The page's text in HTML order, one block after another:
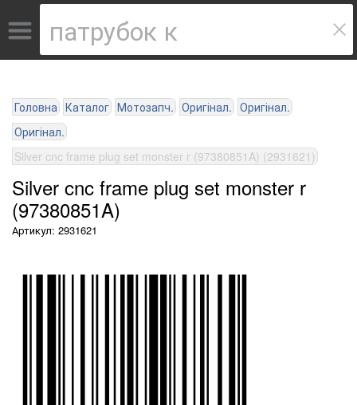
Головна Каталог Мотозапч. Оригінал. Оригінал.
Оригінал.
Silver cnc frame plug set monster r (97380851A) (2931621)
Silver cnc frame plug set monster r
(97380851A)
Артикул: 2931621